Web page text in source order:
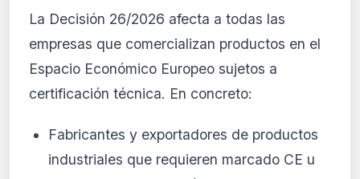
La Decisión 26/2026 afecta a todas las
empresas que comercializan productos en el
Espacio Económico Europeo sujetos a
certificación técnica. En concreto:
Fabricantes y exportadores de productos
industriales que requieren marcado CE u